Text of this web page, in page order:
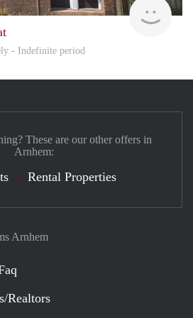
- Indefinite period
Arnhem
Realtors
These are our other offers in
Arnhem:
Rental Properties